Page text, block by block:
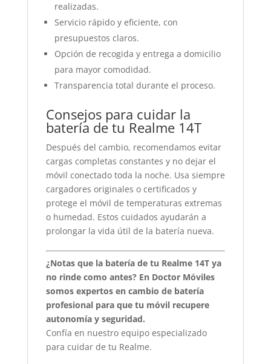
realizadas.
Servicio rápido y eficiente, con
presupuestos claros.
Opción de recogida y entrega a domicilio
para mayor comodidad.
Transparencia total durante el proceso.
Consejos para cuidar la
batería de tu Realme 14T
Después del cambio, recomendamos evitar
cargas completas constantes y no dejar el
móvil conectado toda la noche. Usa siempre
cargadores originales o certificados y
protege el móvil de temperaturas extremas
o humedad. Estos cuidados ayudarán a
prolongar la vida útil de la batería nueva.
¿Notas que la batería de tu Realme 14T ya
no rinde como antes? En Doctor Móviles
somos expertos en cambio de batería
profesional para que tu móvil recupere
autonomía y seguridad.
Confía en nuestro equipo especializado
para cuidar de tu Realme.